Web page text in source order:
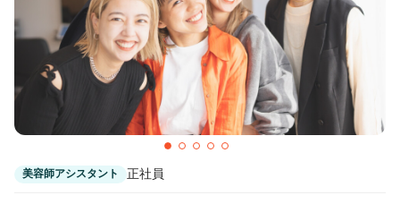
美容師アシスタント 正社員